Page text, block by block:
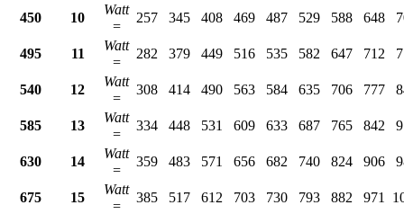
450 10
Watt
=
257 345 408 469 487 529 588 648
495 11
Watt
=
282 379 449 516 535 582 647 712
540 12
Watt
=
308 414 490 563 584 635 706 777
585 13
Watt
=
334 448 531 609 633 687 765 842
630 14
Watt
=
359 483 571 656 682 740 824 906
675 15
Watt
=
385 517 612 703 730 793 882 971